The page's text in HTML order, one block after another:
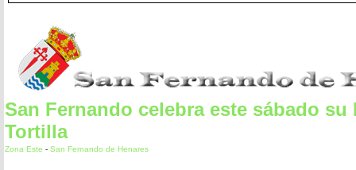
San Fernando celebra este sábado su
Tortilla
Zona Este - San Fernando de Henares